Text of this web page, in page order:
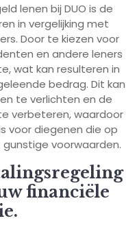
lenen bij DUO is de
in vergelijking met
Door te kiezen voor
en andere leners
wat kan resulteren in
bedrag. Dit kan
te verlichten en de
verbeteren, waardoor
voor diegenen die op
voorwaarden.
financiële